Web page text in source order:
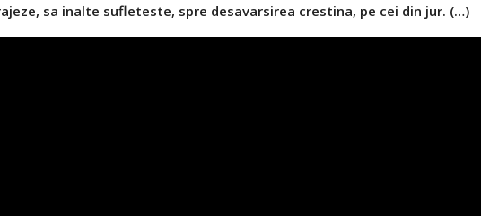
sa inalte sufleteste, spre desavarsirea crestina, pe cei din jur. (…)